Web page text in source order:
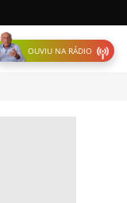
OUVIU NA RÁDIO